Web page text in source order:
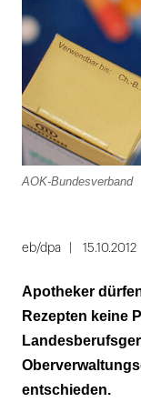
AOK-Bundesverband
eb/dpa 15.10.2012
Apotheker
Rezepten keine
entschieden.